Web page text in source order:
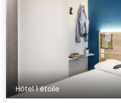
Hôtel 1 étoile